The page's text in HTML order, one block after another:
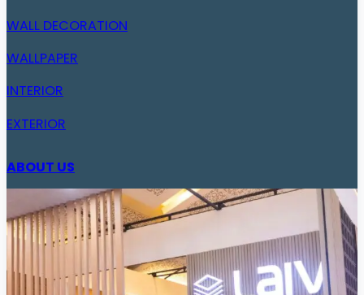
WALL DECORATION
WALLPAPER
INTERIOR
EXTERIOR
ABOUT US